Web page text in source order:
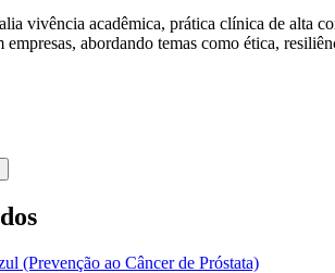
vivência acadêmica, prática clínica de alta
empresas, abordando temas como ética,
(Prevenção ao Câncer de Próstata)